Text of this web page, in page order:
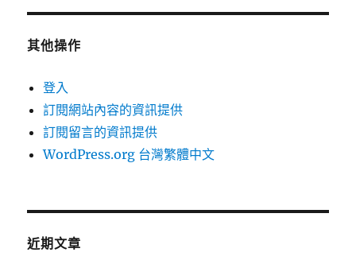
其他操作
登入
訂閱網站內容的資訊提供
訂閱留言的資訊提供
WordPress.org 台灣繁體中文
近期文章